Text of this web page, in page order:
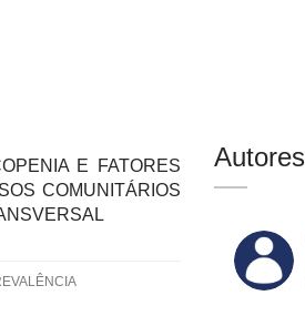
E FATORES
COMUNITÁRIOS
Autores